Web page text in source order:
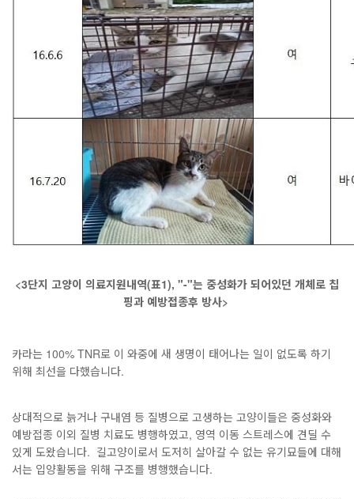
<3단지 고양이 의료지원내역(표1), "-"는 중성화가 되어있던 개체로 칩
핑과 예방접종후 방사>
카라는 100% TNR로 이 와중에 새 생명이 태어나는 일이 없도록 하기
위해 최선을 다했습니다.
상대적으로 늙거나 구내염 등 질병으로 고생하는 고양이들은 중성화와
예방접종 이외 질병 치료도 병행하였고, 영역 이동 스트레스에 견딜 수
있게 도왔습니다. 길고양이로서 도저히 살아갈 수 없는 유기묘들에 대해
서는 입양활동을 위해 구조를 병행했습니다.